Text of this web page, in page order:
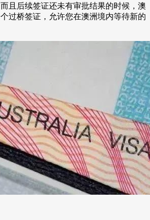
且后续签证还未有审批结果的时候，澳
过桥签证，允许您在澳洲境内等待新的